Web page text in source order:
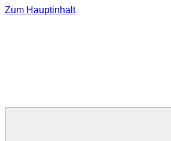
Zum Hauptinhalt